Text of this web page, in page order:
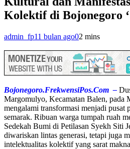
Kolektif di Bojonegoro ‘
admin_fp11 bulan ago02 mins
Bojonegoro.FrekwensiPos.Com –
Margomulyo, Kecamatan Balen, pada
mengalami transformasi menjadi pusat
semarak. Ribuan warga tumpah ruah
Sedekah Bumi di Petilasan Syekh Siti
diwariskan lintas generasi, tetapi juga
intelektualitas kolektif yang sarat